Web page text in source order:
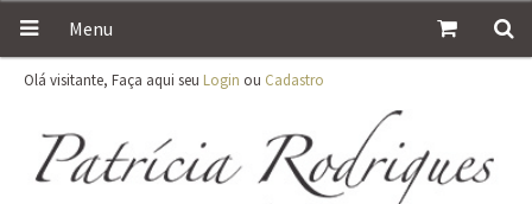
Olá visitante, Faça aqui seu Login ou Cadastro
Menu